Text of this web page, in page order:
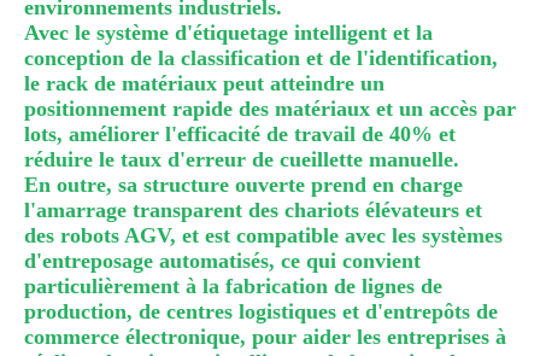
environnements industriels.
Avec le système d'étiquetage intelligent et la
conception de la classification et de l'identification,
le rack de matériaux peut atteindre un
positionnement rapide des matériaux et un accès par
lots, améliorer l'efficacité de travail de 40% et
réduire le taux d'erreur de cueillette manuelle.
En outre, sa structure ouverte prend en charge
l'amarrage transparent des chariots élévateurs et
des robots AGV, et est compatible avec les systèmes
d'entreposage automatisés, ce qui convient
particulièrement à la fabrication de lignes de
production, de centres logistiques et d'entrepôts de
commerce électronique, pour aider les entreprises à